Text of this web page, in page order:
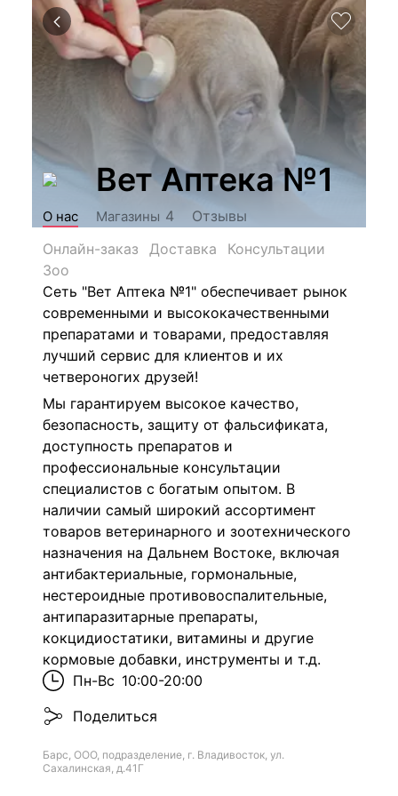
Вет Аптека №1
О нас Магазины 4
Отзывы
Онлайн-заказ
Доставка
Консультации
Зоо
Сеть "Вет Аптека №1" обеспечивает рынок
современными и высококачественными
препаратами и товарами, предоставляя
лучший сервис для клиентов и их
четвероногих друзей!
Мы гарантируем высокое качество,
безопасность, защиту от фальсификата,
доступность препаратов и
профессиональные консультации
специалистов с богатым опытом. В
наличии самый широкий ассортимент
товаров ветеринарного и зоотехнического
назначения на Дальнем Востоке, включая
антибактериальные, гормональные,
нестероидные противовоспалительные,
антипаразитарные препараты,
кокцидиостатики, витамины и другие
кормовые добавки, инструменты и т.д.
Пн-Вс 10:00-20:00
Поделиться
Барс, ООО, подразделение, г. Владивосток, ул.
Сахалинская, д.41Г